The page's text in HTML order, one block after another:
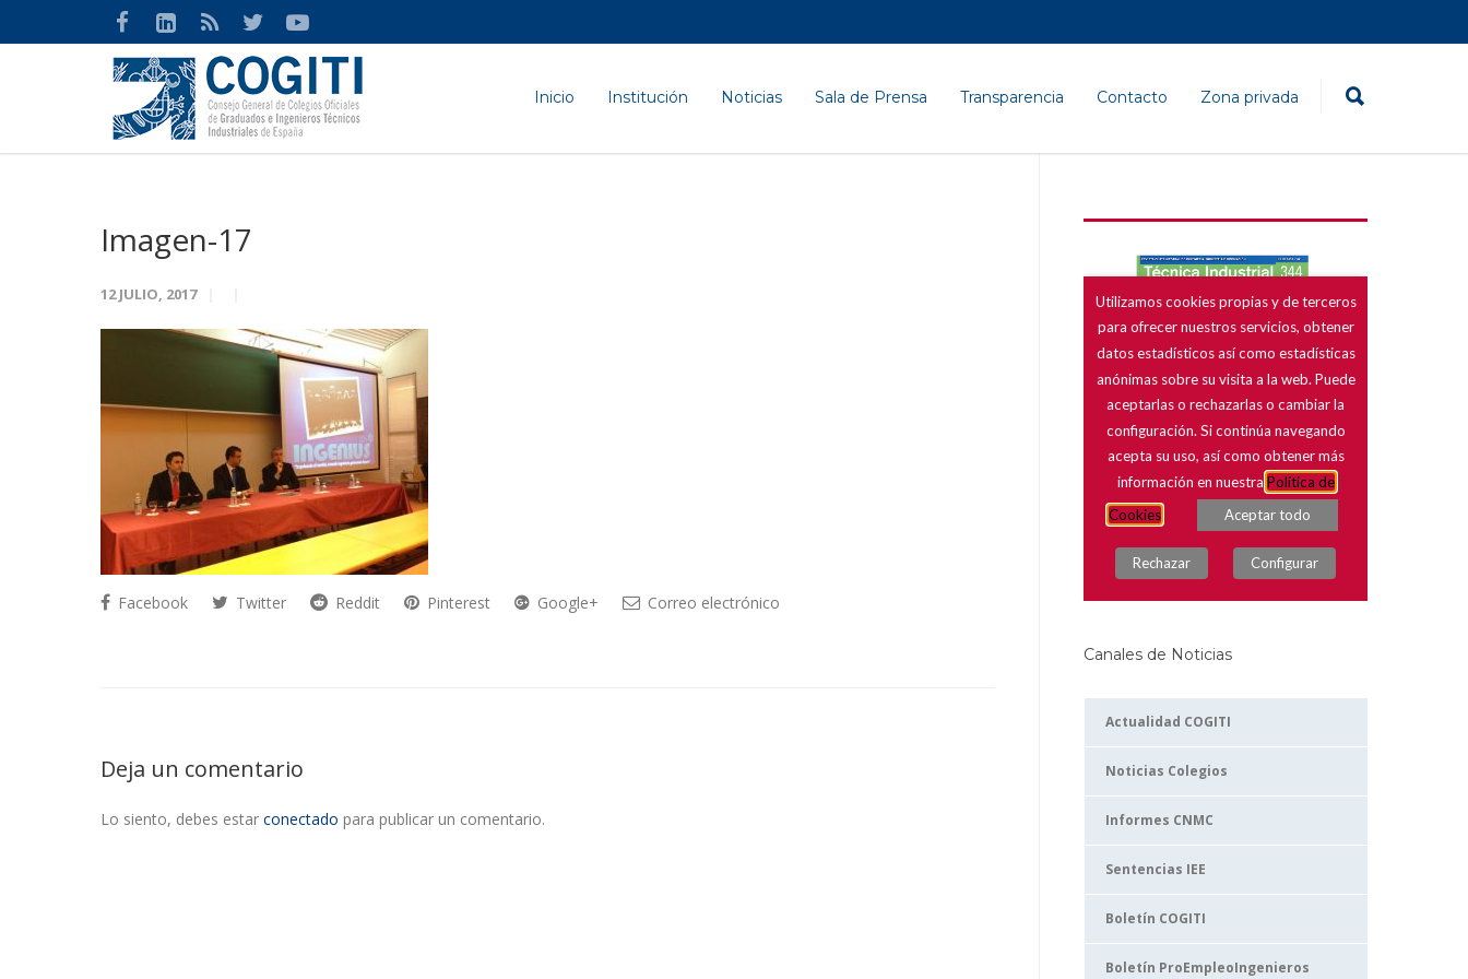
Inicio Institución Noticias Sala de Prensa Transparencia Contacto Zona privada
Imagen-17
12 JULIO, 2017
Facebook Twitter Reddit Pinterest Google+ Correo electrónico
Deja un comentario
Lo siento, debes estar conectado para publicar un comentario.
Canales de Noticias
Actualidad COGITI
Noticias Colegios
Informes CNMC
Sentencias IEE
Boletín COGITI
Boletín ProEmpleoIngenieros